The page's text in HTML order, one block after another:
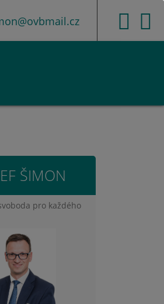
ŠIMON
pro každého